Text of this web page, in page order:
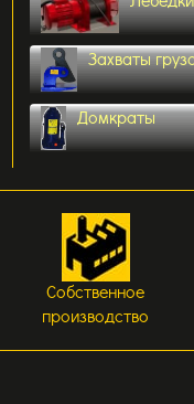
Захваты
Домкраты
Собственное
производство